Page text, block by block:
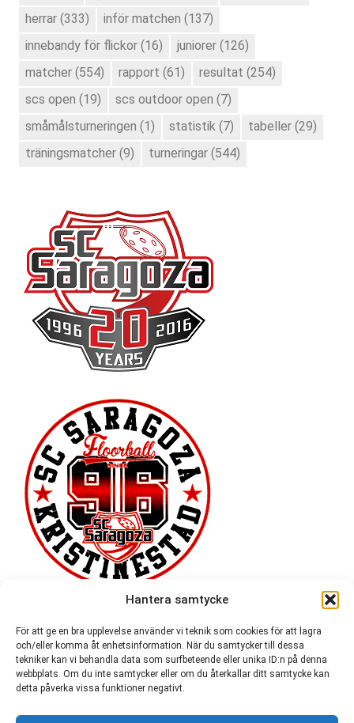
Hantera samtycke
För att ge en bra upplevelse använder vi teknik som cookies för att lagra
och/eller komma åt enhetsinformation. När du samtycker till dessa
tekniker kan vi behandla data som surfbeteende eller unika ID:n på denna
webbplats. Om du inte samtycker eller om du återkallar ditt samtycke kan
detta påverka vissa funktioner negativt.
herrar (333) inför matchen (137)
innebandy för flickor (16) juniorer (126)
matcher (554) rapport (61) resultat (254)
scs open (19) scs outdoor open (7)
småmålsturneringen (1) statistik (7) tabeller (29)
träningsmatcher (9) turneringar (544)